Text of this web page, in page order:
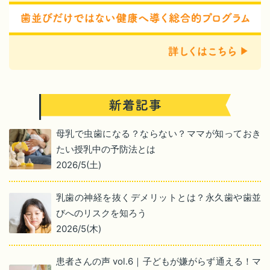
母乳で虫歯になる？ならない？ママが知っておき
たい授乳中の予防法とは
2026/5(土)
乳歯の神経を抜くデメリットとは？永久歯や歯並
びへのリスクを知ろう
2026/5(木)
患者さんの声 vol.6｜子どもが嫌がらず通える！マ